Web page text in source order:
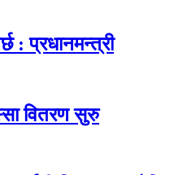
: प्रधानमन्त्री
वितरण सुरु